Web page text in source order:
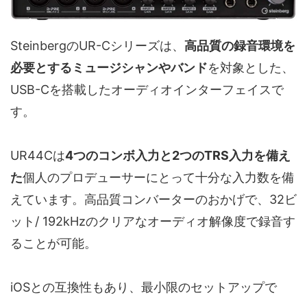
SteinbergのUR-Cシリーズは、 高品質の録音環境を
必要とするミュージシャンやバンドを対象とした、
USB-Cを搭載したオーディオインターフェイスで
す。
UR44Cは4つのコンボ入力と2つのTRS入力を備え
た個人のプロデューサーにとって十分な入力数を備
えています。高品質コンバーターのおかげで、32ビ
ット/ 192kHzのクリアなオーディオ解像度で録音す
ることが可能。
iOSとの互換性もあり、最小限のセットアップで